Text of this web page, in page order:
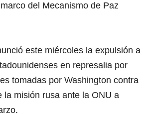
del Mecanismo de Paz
este miércoles la expulsión a
en represalia por
tomadas por Washington contra
la misión rusa ante la ONU a